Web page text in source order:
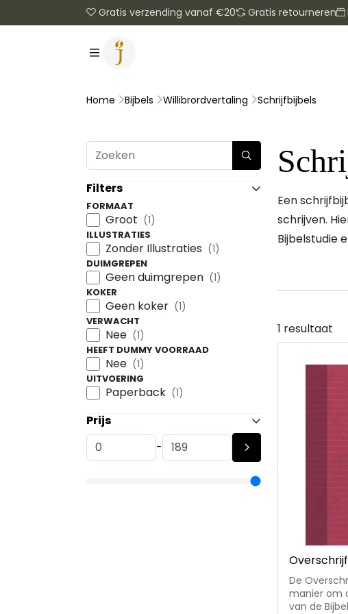
Gratis verzending vanaf €20 Gratis retourneren
Home Bijbels Willibrordvertaling Schrijfbijbels
Filters
FORMAAT
Groot (1)
ILLUSTRATIES
Zonder Illustraties (1)
DUIMGREPEN
Geen duimgrepen (1)
KOKER
Geen koker (1)
VERWACHT
Nee (1)
HEEFT DUMMY VOORRAAD
Nee (1)
UITVOERING
Paperback (1)
Prijs
-
Een
schrijven.
Bijbelstudie
1 resultaat
De
manier om
van de